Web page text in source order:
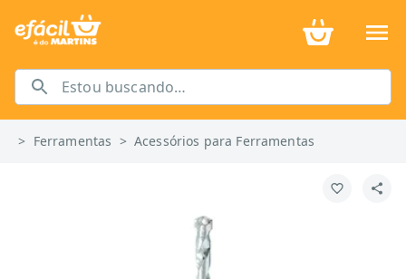
> Ferramentas >Acessórios para Ferramentas